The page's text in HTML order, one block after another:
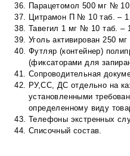
Парацетомол 500 мг №
Цитрамон П № 10 таб. – 1
Тавегил 1 мг № 10 таб. –
Уголь активирован 250
Футляр (контейнер)
(фиксаторами для
Сопроводительная
РУ,СС, ДС отдельно на
установленными
определенному виду
Телефоны экстренных
Списочный состав.